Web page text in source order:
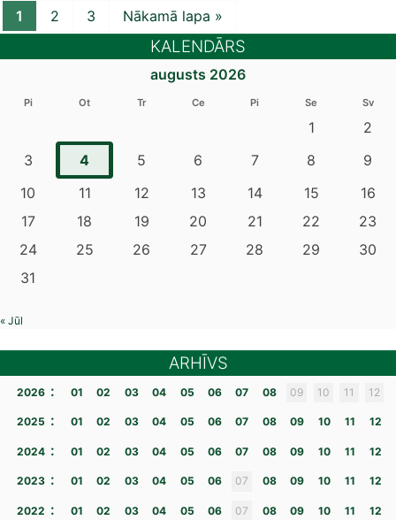
1 2 3 Nākamā lapa »
KALENDĀRS
augusts 2026
Pi Ot Tr Ce Pi Se Sv
1
2
3
4 5 6 7 8
9
10
11 12 13 14 15
16
17
18 19 20 21 22
23
24
25 26 27 28 29
30
31
« Jūl
ARHĪVS
2026 : 01 02 03 04 05 06 07 08 09 10 11 12
2025 : 01 02 03 04 05 06 07 08 09 10 11 12
2024 : 01 02 03 04 05 06 07 08 09 10 11 12
2023 : 01 02 03 04 05 06 07 08 09 10 11 12
2022 : 01 02 03 04 05 06 07 08 09 10 11 12